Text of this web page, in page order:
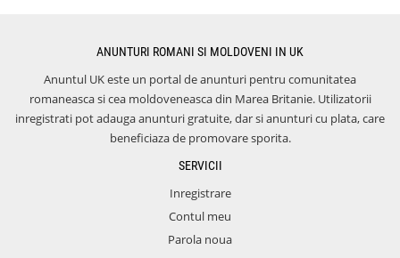
ANUNTURI ROMANI SI MOLDOVENI IN UK
Anuntul UK este un portal de anunturi pentru comunitatea
romaneasca si cea moldoveneasca din Marea Britanie. Utilizatorii
inregistrati pot adauga anunturi gratuite, dar si anunturi cu plata, care
beneficiaza de promovare sporita.
SERVICII
Inregistrare
Contul meu
Parola noua